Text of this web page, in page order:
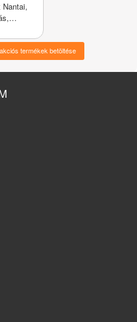
Nantai,
Ø 50
Ø 48
kiviteltermékek betöltése